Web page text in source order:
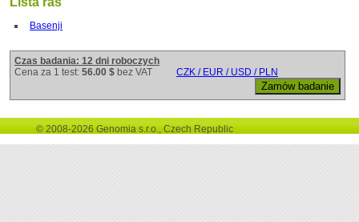
Basenji
Czas badania: 12 dni roboczych
Cena za 1 test: 56.00 $ bez VAT CZK / EUR / USD / PLN
© 2008-2026 Genomia s.r.o., Czech Republic